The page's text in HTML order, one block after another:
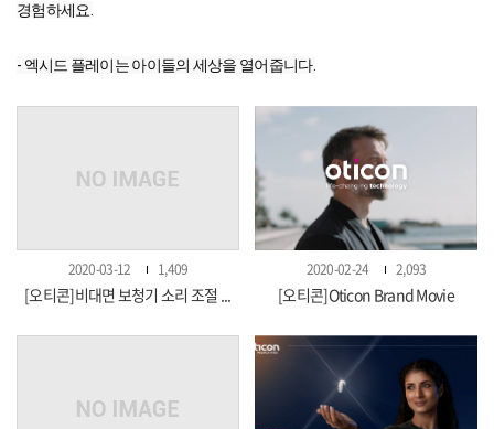
경험하세요.
- 엑시드 플레이는 아이들의 세상을 열어줍니다.
2020-03-12 1,409
[오티콘]비대면 보청기 소리 조절 ...
2020-02-24 2,093
[오티콘]Oticon Brand Movie